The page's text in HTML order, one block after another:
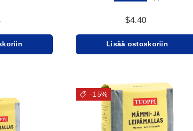
$4.40
Lisää ostoskoriin
-15%